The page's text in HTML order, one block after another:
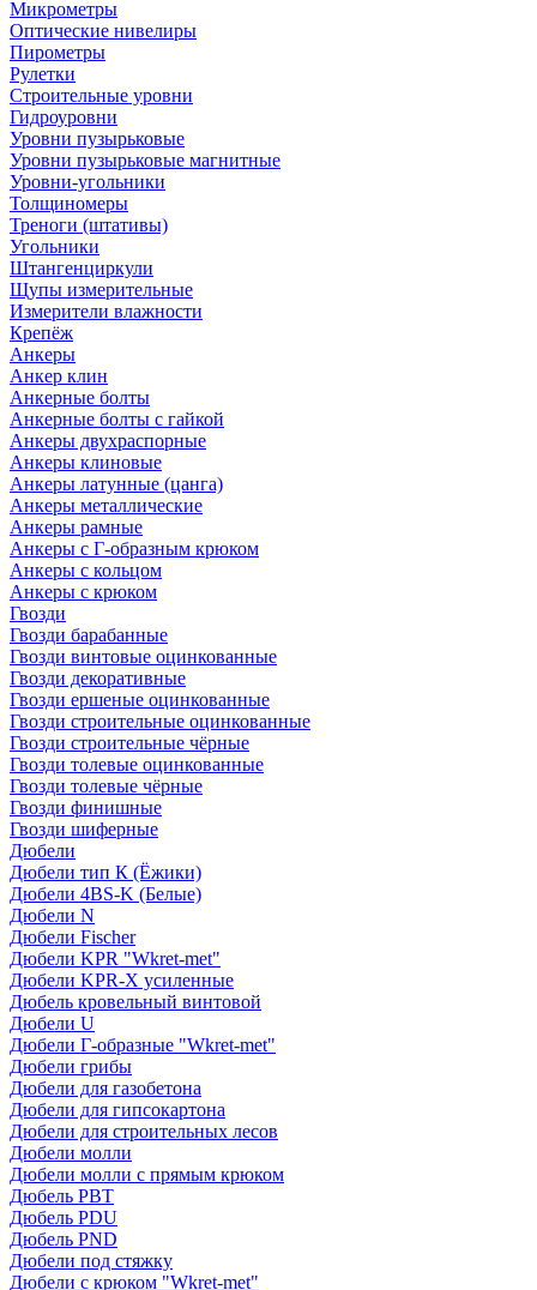
Микрометры
Оптические нивелиры
Пирометры
Рулетки
Строительные уровни
Гидроуровни
Уровни пузырьковые
Уровни пузырьковые магнитные
Уровни-угольники
Толщиномеры
Треноги (штативы)
Угольники
Штангенциркули
Щупы измерительные
Измерители влажности
Крепёж
Анкеры
Анкер клин
Анкерные болты
Анкерные болты с гайкой
Анкеры двухраспорные
Анкеры клиновые
Анкеры латунные (цанга)
Анкеры металлические
Анкеры рамные
Анкеры с Г-образным крюком
Анкеры с кольцом
Анкеры с крюком
Гвозди
Гвозди барабанные
Гвозди винтовые оцинкованные
Гвозди декоративные
Гвозди ершеные оцинкованные
Гвозди строительные оцинкованные
Гвозди строительные чёрные
Гвозди толевые оцинкованные
Гвозди толевые чёрные
Гвозди финишные
Гвозди шиферные
Дюбели
Дюбели тип К (Ёжики)
Дюбели 4BS-K (Белые)
Дюбели N
Дюбели Fischer
Дюбели KPR "Wkret-met"
Дюбели KPR-Х усиленные
Дюбель кровельный винтовой
Дюбели U
Дюбели Г-образные "Wkret-met"
Дюбели грибы
Дюбели для газобетона
Дюбели для гипсокартона
Дюбели для строительных лесов
Дюбели молли
Дюбели молли с прямым крюком
Дюбель PBT
Дюбель PDU
Дюбель PND
Дюбели под стяжку
Дюбели с крюком "Wkret-met"